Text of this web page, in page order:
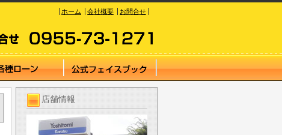
ホーム 会社概要 お問合せ
店舗情報